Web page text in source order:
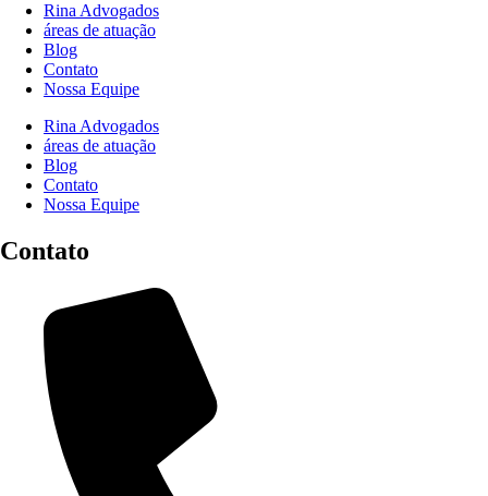
Rina Advogados
áreas de atuação
Blog
Contato
Nossa Equipe
Rina Advogados
áreas de atuação
Blog
Contato
Nossa Equipe
Contato